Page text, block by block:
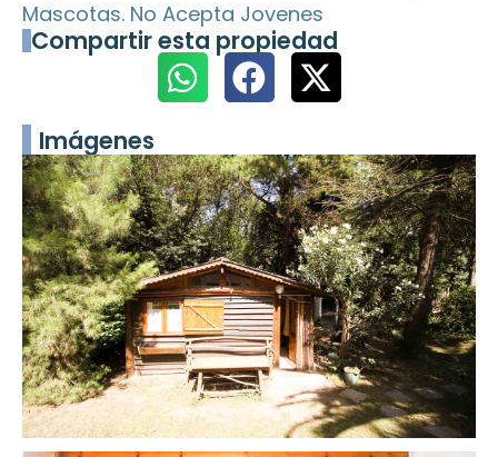
Mascotas. No Acepta Jovenes
Compartir esta propiedad
Imágenes